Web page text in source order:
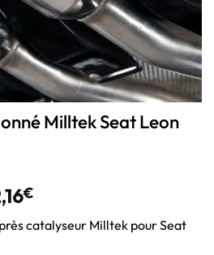
Milltek Seat Leon
€
catalyseur Milltek pour Seat